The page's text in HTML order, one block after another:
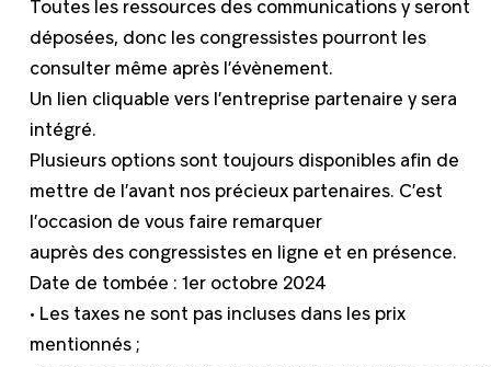
Toutes les ressources des communications y seront
déposées, donc les congressistes pourront les
consulter même après l’évènement.
Un lien cliquable vers l’entreprise partenaire y sera
intégré.
Plusieurs options sont toujours disponibles afin de
mettre de l’avant nos précieux partenaires. C’est
l’occasion de vous faire remarquer
auprès des congressistes en ligne et en présence.
Date de tombée : 1er octobre 2024
• Les taxes ne sont pas incluses dans les prix
mentionnés ;